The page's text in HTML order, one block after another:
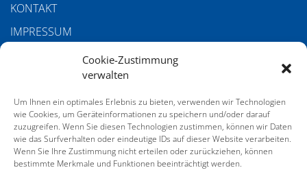
Cookie-Zustimmung
verwalten
Um Ihnen ein optimales Erlebnis zu bieten, verwenden wir Technologien
wie Cookies, um Geräteinformationen zu speichern und/oder darauf
zuzugreifen. Wenn Sie diesen Technologien zustimmen, können wir Daten
wie das Surfverhalten oder eindeutige IDs auf dieser Website verarbeiten.
Wenn Sie Ihre Zustimmung nicht erteilen oder zurückziehen, können
bestimmte Merkmale und Funktionen beeinträchtigt werden.
KONTAKT
IMPRESSUM
DATENSCHUTZERKLÄRUNG
COOKIE-RICHTLINIE (EU)
AGB
SERVICE